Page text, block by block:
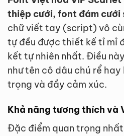
thiệp cưới, font đám cưới
chữ viết tay (script) vô
tự đều được thiết kế tỉ mỉ
kết tự nhiên nhất. Điều
như tên cô dâu chú rể
trọng và đầy cảm xúc.
Khả năng tương thích và
Đặc điểm quan trọng